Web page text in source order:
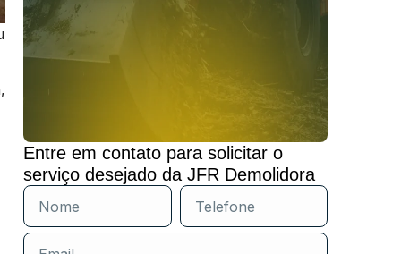
Entre em contato para solicitar o
serviço desejado da JFR Demolidora